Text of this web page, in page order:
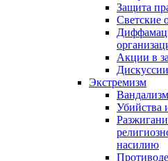
Защита
Светские
Акции в
Экстремизм
Вандализм
Убийства
насилию